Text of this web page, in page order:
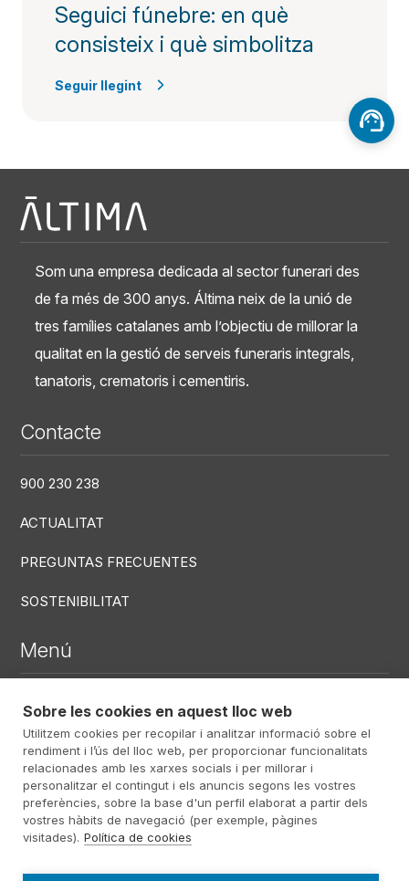
Seguici fúnebre: en què
consisteix i què simbolitza
Seguir llegint
Som una empresa dedicada al sector funerari des
de fa més de 300 anys. Áltima neix de la unió de
tres famílies catalanes amb l’objectiu de millorar la
qualitat en la gestió de serveis funeraris integrals,
tanatoris, crematoris i cementiris.
Contacte
900 230 238
ACTUALITAT
PREGUNTAS FRECUENTES
SOSTENIBILITAT
Menú
CENTRES
SERVEIS
Menú RRSS
Sobre les cookies en aquest lloc web
Utilitzem cookies per recopilar i analitzar informació sobre el
rendiment i l’ús del lloc web, per proporcionar funcionalitats
relacionades amb les xarxes socials i per millorar i
personalitzar el contingut i els anuncis segons les vostres
preferències, sobre la base d'un perfil elaborat a partir dels
vostres hàbits de navegació (per exemple, pàgines
visitades). Política de cookies